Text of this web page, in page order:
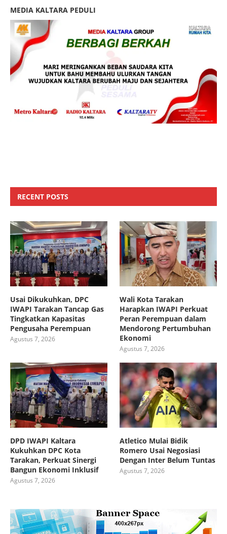
MEDIA KALTARA PEDULI
RECENT POSTS
Usai Dikukuhkan, DPC
IWAPI Tarakan Tancap Gas
Tingkatkan Kapasitas
Pengusaha Perempuan
Agustus 7, 2026
Wali Kota Tarakan
Harapkan IWAPI Perkuat
Peran Perempuan dalam
Mendorong Pertumbuhan
Ekonomi
Agustus 7, 2026
DPD IWAPI Kaltara
Kukuhkan DPC Kota
Tarakan, Perkuat Sinergi
Bangun Ekonomi Inklusif
Agustus 7, 2026
Atletico Mulai Bidik
Romero Usai Negosiasi
Dengan Inter Belum Tuntas
Agustus 7, 2026